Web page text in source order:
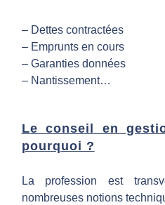
l
à
n
e
– Dettes contractées
– Emprunts en cours
– Garanties données
– Nantissement…
Le conseil en
pourquoi ?
La profession est
nombreuses notions